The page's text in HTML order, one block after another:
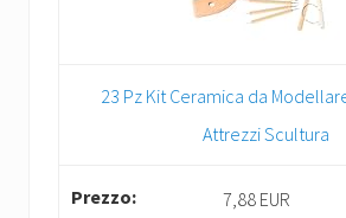
23 Pz Kit Ceramica da
Attrezzi Scultura
7,88 EUR